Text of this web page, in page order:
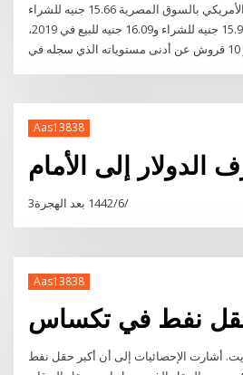
متوسط سعر صرف الدولار الأمريكي بالسوق المصرية 15.66 جنيه للشراء
و15.76 جنيه للبيع مقابل 15.99 جنيه للشراء و16.09 جنيه للبيع في 2019،
Aas13838
إلى الأمام
3‏‏/6‏‏/1442 بعد الهجرة
Aas13838
نفط في تكساس
أشارت الإحصائيات إلى أن أكبر حقل نفط